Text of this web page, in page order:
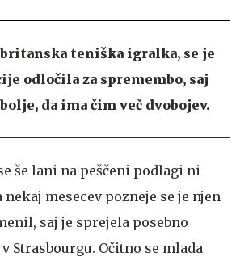
britanska teniška igralka, se je
odločila za spremembo, saj
da ima čim več dvobojev.
še lani na peščeni podlagi ni
mesecev pozneje se je njen
saj je sprejela posebno
Strasbourgu. Očitno se mlada